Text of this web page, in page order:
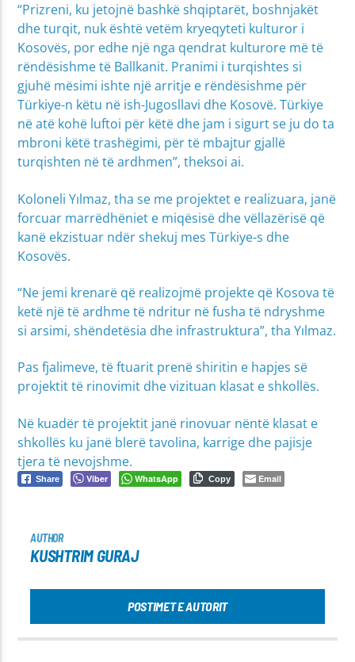
“Prizreni, ku jetojnë bashkë shqiptarët, boshnjakët
dhe turqit, nuk është vetëm kryeqyteti kulturor i
Kosovës, por edhe një nga qendrat kulturore më të
rëndësishme të Ballkanit. Pranimi i turqishtes si
gjuhë mësimi ishte një arritje e rëndësishme për
Türkiye-n këtu në ish-Jugosllavi dhe Kosovë. Türkiye
në atë kohë luftoi për këtë dhe jam i sigurt se ju do ta
mbroni këtë trashëgimi, për të mbajtur gjallë
turqishten në të ardhmen”, theksoi ai.
Koloneli Yılmaz, tha se me projektet e realizuara, janë
forcuar marrëdhëniet e miqësisë dhe vëllazërisë që
kanë ekzistuar ndër shekuj mes Türkiye-s dhe
Kosovës.
“Ne jemi krenarë që realizojmë projekte që Kosova të
ketë një të ardhme të ndritur në fusha të ndryshme
si arsimi, shëndetësia dhe infrastruktura”, tha Yılmaz.
Pas fjalimeve, të ftuarit prenë shiritin e hapjes së
projektit të rinovimit dhe vizituan klasat e shkollës.
Në kuadër të projektit janë rinovuar nëntë klasat e
shkollës ku janë blerë tavolina, karrige dhe pajisje
tjera të nevojshme.
Share Viber WhatsApp Copy Email
AUTHOR
KUSHTRIM GURAJ
POSTIMET E AUTORIT